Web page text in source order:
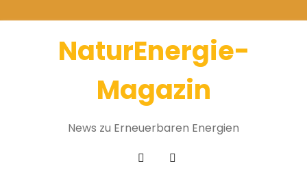
NaturEnergie-
Magazin
News zu Erneuerbaren Energien